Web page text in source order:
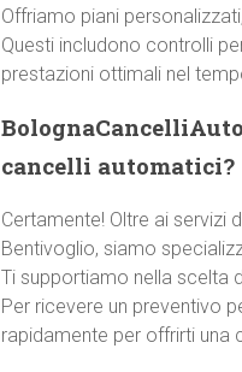
Offriamo piani
Questi includono controlli
prestazioni ottimali nel
cancelli automatici?
Certamente! Oltre ai servizi
Bentivoglio, siamo
Ti supportiamo nella scelta
Per ricevere un preventivo
rapidamente per offrirti una